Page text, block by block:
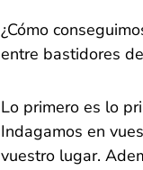
¿Cómo
entre bastidores
Lo primero es lo
Indagamos en
vuestro lugar.